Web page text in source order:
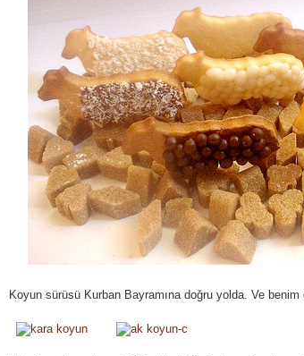
Koyun sürüsü Kurban Bayramına doğru yolda. Ve